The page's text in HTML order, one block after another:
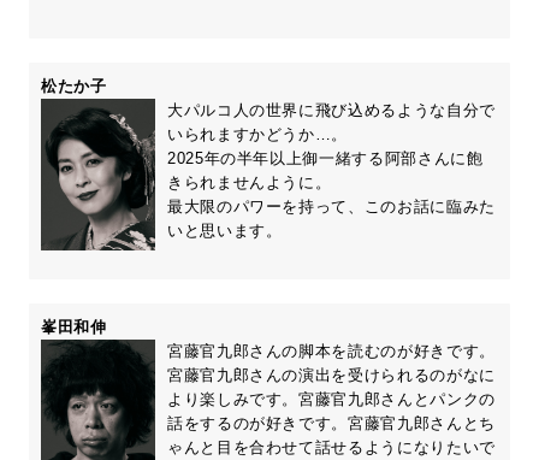
松たか子
大パルコ人の世界に飛び込めるような自分で
いられますかどうか…。
2025年の半年以上御一緒する阿部さんに飽
きられませんように。
最大限のパワーを持って、このお話に臨みた
いと思います。
峯田和伸
宮藤官九郎さんの脚本を読むのが好きです。
宮藤官九郎さんの演出を受けられるのがなに
より楽しみです。宮藤官九郎さんとパンクの
話をするのが好きです。宮藤官九郎さんとち
ゃんと目を合わせて話せるようになりたいで